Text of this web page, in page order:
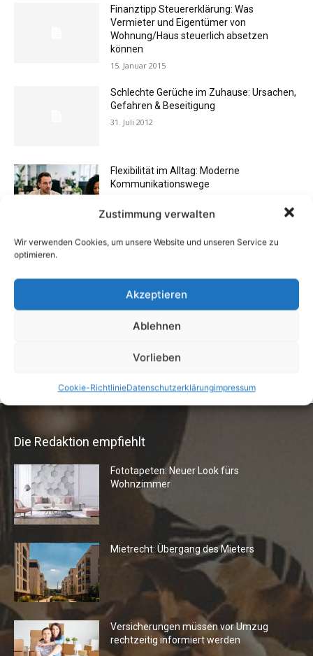
Zustimmung verwalten
Wir verwenden Cookies, um unsere Website und unseren Service zu
optimieren.
Akzeptieren
Ablehnen
Vorlieben
Cookie-RichtlinieDatenschutzerklärungimpressum
Finanztipp Steuererklärung: Was
Vermieter und Eigentümer von
Wohnung/Haus steuerlich absetzen
können
15. Januar 2015
Schlechte Gerüche im Zuhause: Ursachen,
Gefahren & Beseitigung
31. Juli 2012
Flexibilität im Alltag: Moderne
Kommunikationswege
Buchtipp: «Oliven»
Vermieter aufgepasst: Wenn Mieter ihre
24. April 2019
Die Redaktion empfiehlt
Fototapeten: Neuer Look fürs
Wohnzimmer
Mietrecht: Übergang des Mieters
Versicherungen müssen vor Umzug
rechtzeitig informiert werden